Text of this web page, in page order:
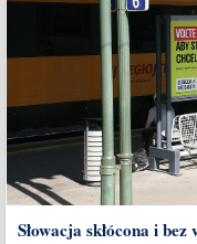
Słowacja skłócona i